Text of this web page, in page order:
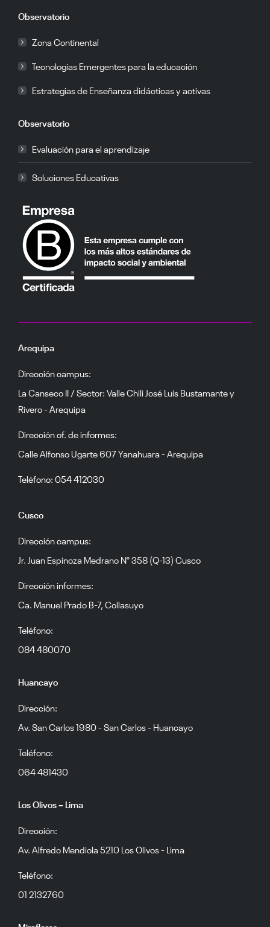
Observatorio
Zona Continental
Tecnologías Emergentes para la educación
Estrategias de Enseñanza didácticas y activas
Observatorio
Evaluación para el aprendizaje
Soluciones Educativas
Arequipa
Dirección campus:
La Canseco II / Sector: Valle Chili José Luis Bustamante y
Rivero - Arequipa
Dirección of. de informes:
Calle Alfonso Ugarte 607 Yanahuara - Arequipa
Teléfono: 054 412030
Cusco
Dirección campus:
Jr. Juan Espinoza Medrano N° 358 (Q-13) Cusco
Dirección informes:
Ca. Manuel Prado B-7, Collasuyo
Teléfono:
084 480070
Huancayo
Dirección:
Av. San Carlos 1980 - San Carlos - Huancayo
Teléfono:
064 481430
Los Olivos – Lima
Dirección:
Av. Alfredo Mendiola 5210 Los Olivos - Lima
Teléfono:
01 2132760